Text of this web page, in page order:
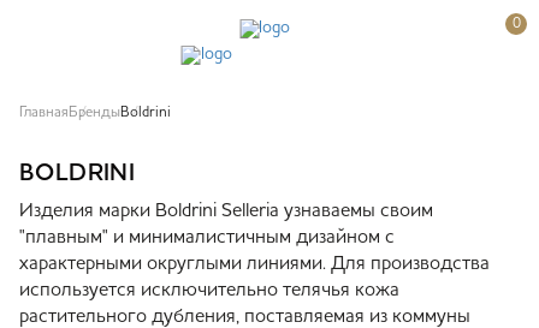
0
Главная БрендыBoldrini
BOLDRINI
Изделия марки Boldrini Selleria узнаваемы своим
"плавным" и минималистичным дизайном с
характерными округлыми линиями. Для производства
используется исключительно телячья кожа
растительного дубления, поставляемая из коммуны